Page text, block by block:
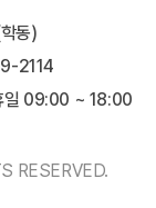
동)
2114
일 09:00 ~ 18:00
RESERVED.